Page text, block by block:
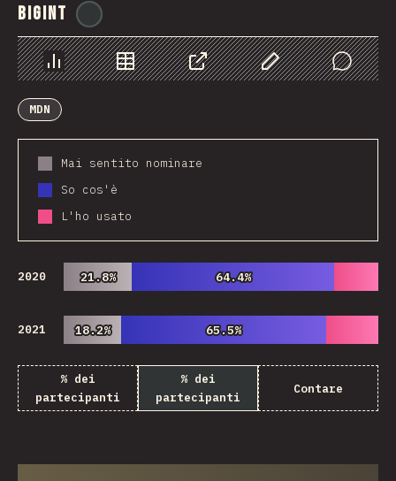
BigInt
Grafico Dati CondividerePersonalizza i dati
Comments
MDN
Mai sentito nominare
So cos'è
L'ho usato
2020 21.8%
21.8% 64.4%
64.4%
2021 18.2%
18.2% 65.5%
65.5%
% dei
partecipanti
% dei
partecipanti
Contare